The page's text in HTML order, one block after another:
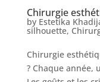
Nos
Tarifs
Chirurgie
by Estetika
silhouette,
Chirurgie
? Chaque année,